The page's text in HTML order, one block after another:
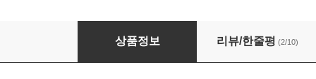
더메모 초등 배움노트
상품정보 리뷰/한줄평 (2/10)